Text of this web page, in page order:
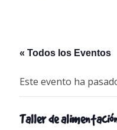
« Todos los Eventos
Este evento ha
Taller de